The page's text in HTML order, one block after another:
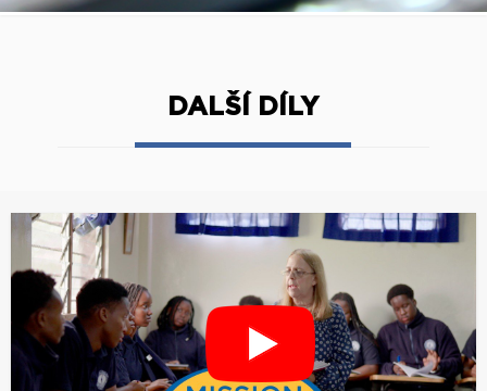
DALŠÍ DÍLY